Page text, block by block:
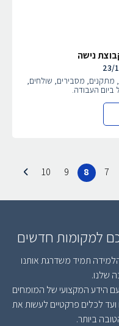
נישה
23/
מתקנים, מסבירים, שולחים,
ביום העבודה.
7
8
9
10
למקומות חדשים
תמיד משדרגת אותנו
שלנו.
הידע המקצועי של המומחים
ועד לכלים פרקטיים לעשות את
ביותר.